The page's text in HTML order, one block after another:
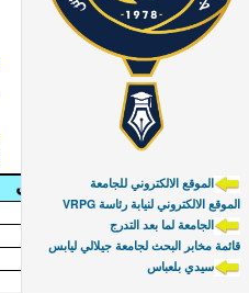
الاسم و اللقب
قنون حياة
الموقع الالكتروني للجامعة
VRPG الموقع الالكتروني لنيابة رئاسة
الجامعة لما بعد التدرج
قائمة مخابر البحث لجامعة جيلالي ليابس
سيدي بلعباس